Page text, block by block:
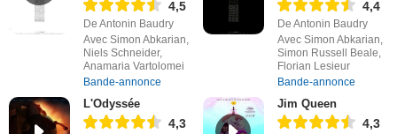
4,5
De Antonin Baudry
Avec Simon Abkarian,
Niels Schneider,
Anamaria Vartolomei
Bande-annonce
4,4
De Antonin Baudry
Avec Simon Abkarian,
Simon Russell Beale,
Florian Lesieur
Bande-annonce
L'Odyssée
4,3
Jim Queen
4,3